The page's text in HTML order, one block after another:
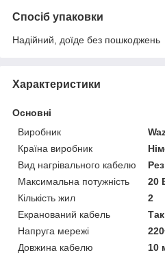
Спосіб упаковки
Надійний, доїде без пошкоджень
Характеристики
Основні
Виробник
Країна виробник
Вид нагрівального кабелю
Максимальна потужність
20
Кількість жил
2
Екранований кабель
Так
Напруга мережі
Довжина кабелю
10